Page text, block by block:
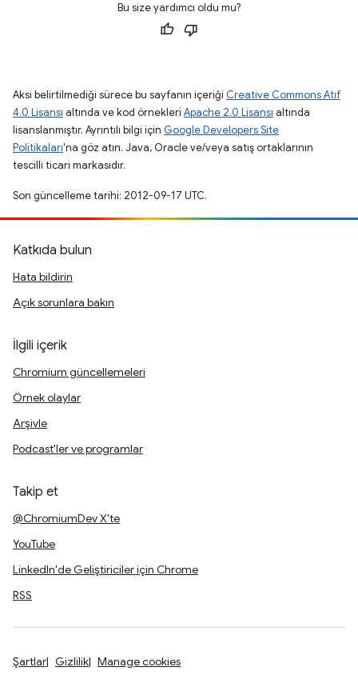
Bu size yardımcı oldu mu?
Aksi belirtilmediği sürece bu sayfanın içeriği Creative Commons Atıf
4.0 Lisansı altında ve kod örnekleri Apache 2.0 Lisansı altında
lisanslanmıştır. Ayrıntılı bilgi için Google Developers Site
Politikaları'na göz atın. Java, Oracle ve/veya satış ortaklarının
tescilli ticari markasıdır.
Son güncelleme tarihi: 2012-09-17 UTC.
Katkıda bulun
Hata bildirin
Açık sorunlara bakın
İlgili içerik
Chromium güncellemeleri
Örnek olaylar
Arşivle
Podcast'ler ve programlar
Takip et
@ChromiumDev X'te
YouTube
LinkedIn'de Geliştiriciler için Chrome
RSS
Şartlar Gizlilik Manage cookies